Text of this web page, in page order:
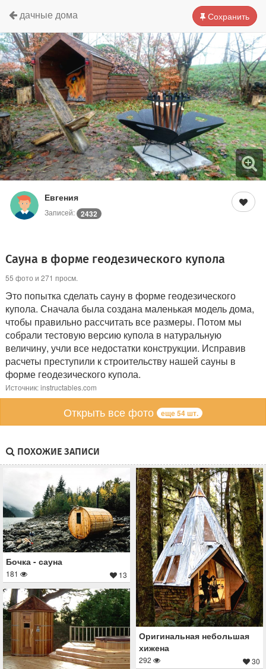
Сохранить
дачные дома
Евгения
Записей: 2432
Сауна в форме геодезического купола
55 фото и 271 просм.
Это попытка сделать сауну в форме геодезического
купола. Сначала была создана маленькая модель дома,
чтобы правильно рассчитать все размеры. Потом мы
собрали тестовую версию купола в натуральную
величину, учли все недостатки конструкции. Исправив
расчеты преступили к строительству нашей сауны в
форме геодезического купола.
Источник: instructables.com
Открыть все фото еще 54 шт.
ПОХОЖИЕ ЗАПИСИ
Бочка - сауна
181 13
Оригинальная небольшая
хижена
292 30